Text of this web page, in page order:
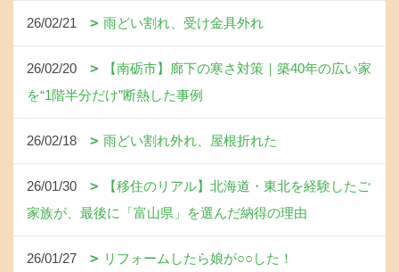
26/02/21 雨どい割れ、受け金具外れ
26/02/20
【南砺市】廊下の寒さ対策｜築40年の広い家
を“1階半分だけ”断熱した事例
26/02/18 雨どい割れ外れ、屋根折れた
26/01/30
【移住のリアル】北海道・東北を経験したご
家族が、最後に「富山県」を選んだ納得の理由
26/01/27 リフォームしたら娘が○○した！